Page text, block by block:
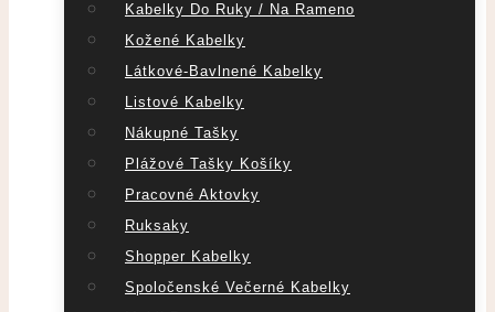
Kabelky Do Ruky / Na Rameno
Kožené Kabelky
Látkové-Bavlnené Kabelky
Listové Kabelky
Nákupné Tašky
Plážové Tašky Košíky
Pracovné Aktovky
Ruksaky
Shopper Kabelky
Spoločenské Večerné Kabelky